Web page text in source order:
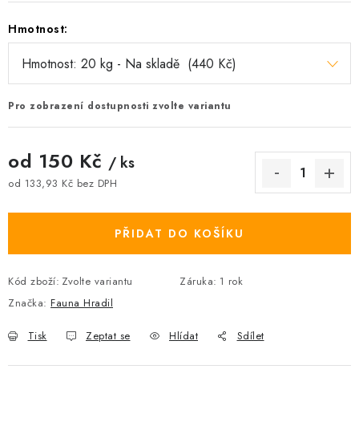
Hmotnost:
Pro zobrazení dostupnosti zvolte variantu
od 150 Kč / ks
od 133,93 Kč bez DPH
PŘIDAT DO KOŠÍKU
Kód zboží: Zvolte variantu Záruka: 1 rok
Značka: Fauna Hradil
Tisk Zeptat se Hlídat Sdílet